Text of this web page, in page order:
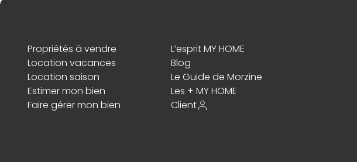
Propriétés à vendre
L’esprit MY HOME
Location vacances
Blog
Location saison
Le Guide de Morzine
Estimer mon bien
Les + MY HOME
Faire gérer mon bien
Client